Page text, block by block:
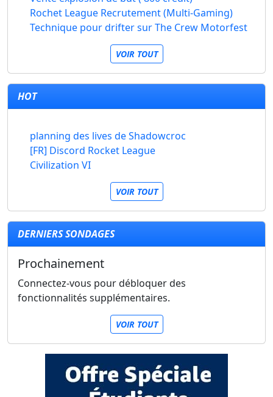
Rochet League Recrutement (Multi-Gaming)
Technique pour drifter sur The Crew Motorfest
VOIR TOUT
HOT
planning des lives de Shadowcroc
[FR] Discord Rocket League
Civilization VI
VOIR TOUT
DERNIERS SONDAGES
Prochainement
Connectez-vous pour débloquer des
fonctionnalités supplémentaires.
VOIR TOUT